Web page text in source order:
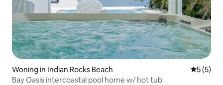
Woning in Indian Rocks Beach
5 (5)
Bay Oasis intercoastal pool home w/ hot tub